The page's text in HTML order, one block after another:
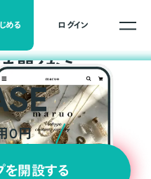
める ログイン
開くなら
0円
を開設する